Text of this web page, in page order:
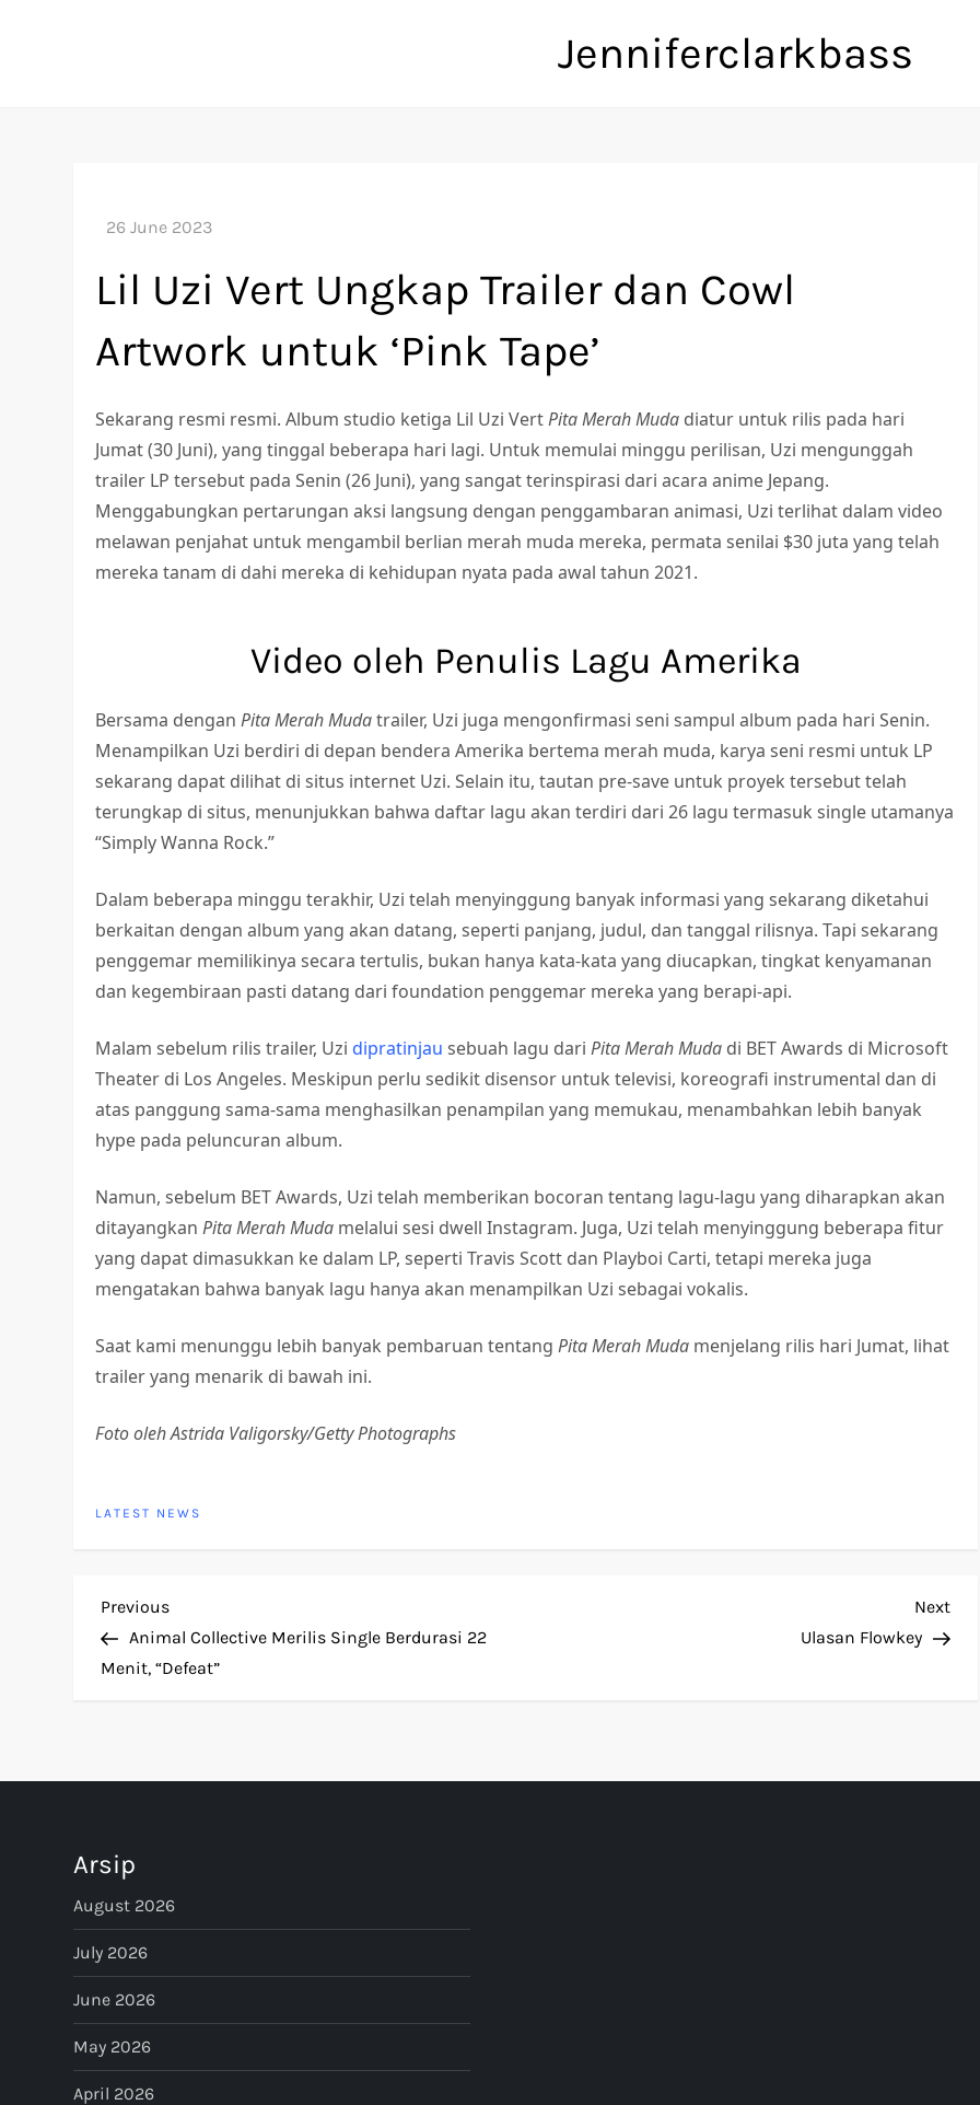
Jenniferclarkbass
Lil Uzi Vert Ungkap Trailer dan Cowl
Artwork untuk ‘Pink Tape’
Sekarang resmi resmi. Album studio ketiga Lil Uzi VertPita Merah Muda diatur untuk rilis pada hari
Jumat (30 Juni), yang tinggal beberapa hari lagi. Untuk memulai minggu perilisan, Uzi mengunggah
trailer LP tersebut pada Senin (26 Juni), yang sangat terinspirasi dari acara anime Jepang.
Menggabungkan pertarungan aksi langsung dengan penggambaran animasi, Uzi terlihat dalam video
melawan penjahat untuk mengambil berlian merah muda mereka, permata senilai $30 juta yang telah
mereka tanam di dahi mereka di kehidupan nyata pada awal tahun 2021.
Video oleh Penulis Lagu Amerika
Bersama denganPita Merah Mudatrailer, Uzi juga mengonfirmasi seni sampul album pada hari Senin.
Menampilkan Uzi berdiri di depan bendera Amerika bertema merah muda, karya seni resmi untuk LP
sekarang dapat dilihat di situs internet Uzi. Selain itu, tautan pre-save untuk proyek tersebut telah
terungkap di situs, menunjukkan bahwa daftar lagu akan terdiri dari 26 lagu termasuk single utamanya
“Simply Wanna Rock.”
Dalam beberapa minggu terakhir, Uzi telah menyinggung banyak informasi yang sekarang diketahui
berkaitan dengan album yang akan datang, seperti panjang, judul, dan tanggal rilisnya. Tapi sekarang
penggemar memilikinya secara tertulis, bukan hanya kata-kata yang diucapkan, tingkat kenyamanan
dan kegembiraan pasti datang dari foundation penggemar mereka yang berapi-api.
Malam sebelum rilis trailer, Uzidipratinjau sebuah lagu dariPita Merah Muda di BET Awards di Microsoft
Theater di Los Angeles. Meskipun perlu sedikit disensor untuk televisi, koreografi instrumental dan di
atas panggung sama-sama menghasilkan penampilan yang memukau, menambahkan lebih banyak
hype pada peluncuran album.
Namun, sebelum BET Awards, Uzi telah memberikan bocoran tentang lagu-lagu yang diharapkan akan
ditayangkanPita Merah Muda melalui sesi dwell Instagram. Juga, Uzi telah menyinggung beberapa fitur
yang dapat dimasukkan ke dalam LP, seperti Travis Scott dan Playboi Carti, tetapi mereka juga
mengatakan bahwa banyak lagu hanya akan menampilkan Uzi sebagai vokalis.
Saat kami menunggu lebih banyak pembaruan tentangPita Merah Muda menjelang rilis hari Jumat, lihat
trailer yang menarik di bawah ini.
Foto oleh Astrida Valigorsky/Getty Photographs
LATEST NEWS
P
o
t
a
v
i
g
a
Previous
Post
Previous
Animal Collective Merilis Single Berdurasi 22
Menit, “Defeat”
Next
Ulasan Flowkey
Arsip
August 2026
July 2026
June 2026
May 2026
April 2026